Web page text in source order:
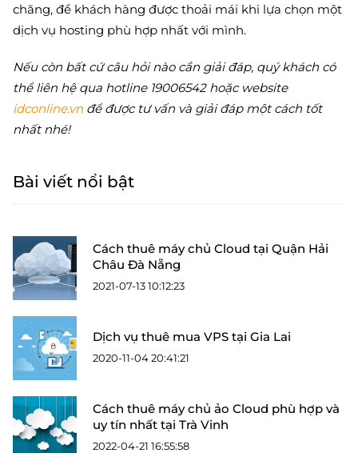
chăng, để khách hàng được thoải mái khi lựa chọn một
dịch vụ hosting phù hợp nhất với mình.
Nếu còn bất cứ câu hỏi nào cần giải đáp, quý khách có
thể liên hệ qua hotline 19006542 hoặc website
idconline.vn để được tư vấn và giải đáp một cách tốt
nhất nhé!
Bài viết nổi bật
Cách thuê máy chủ Cloud tại Quận Hải
Châu Đà Nẵng
2021-07-13 10:12:23
Dịch vụ thuê mua VPS tại Gia Lai
2020-11-04 20:41:21
Cách thuê máy chủ ảo Cloud phù hợp và
uy tín nhất tại Trà Vinh
2022-04-21 16:55:58